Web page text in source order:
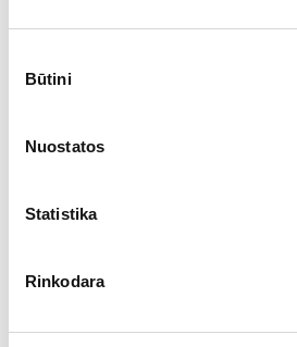
pasirinkimas
Būtini
Nuostatos
Statistika
Rinkodara